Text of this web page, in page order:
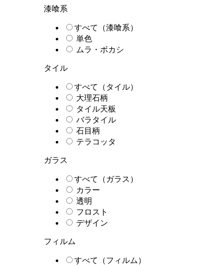
漆喰系
すべて（漆喰系）
単色
ムラ・ボカシ
タイル
すべて（タイル）
大理石柄
タイル天板
バラタイル
石目柄
テラコッタ
ガラス
すべて（ガラス）
カラー
透明
フロスト
デザイン
フィルム
すべて（フィルム）